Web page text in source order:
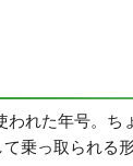
われた年号。ち
乗っ取られる